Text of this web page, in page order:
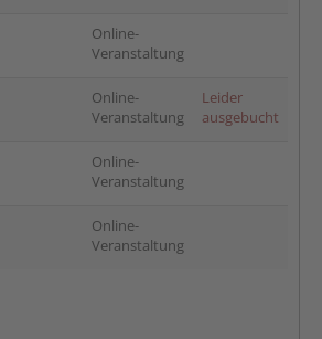
Online-
Veranstaltung
Online-
Veranstaltung
Leider
ausgebucht
Online-
Veranstaltung
Online-
Veranstaltung